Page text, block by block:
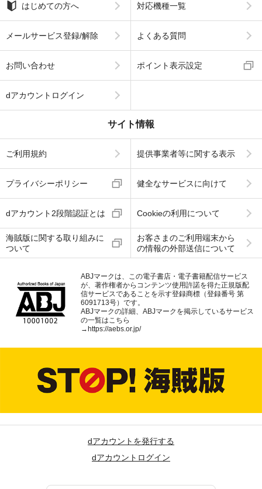
はじめての方へ 対応機種一覧
メールサービス登録/解除 よくある質問
お問い合わせ ポイント表示設定
dアカウントログイン
サイト情報
ご利用規約 提供事業者等に関する表示
プライバシーポリシー 健全なサービスに向けて
dアカウント2段階認証とは Cookieの利用について
海賊版に関する取り組みに
ついて
お客さまのご利用端末から
の情報の外部送信について
ABJマークは、この電子書店・電子書籍配信サービス
が、著作権者からコンテンツ使用許諾を得た正規版配
信サービスであることを示す登録商標（登録番号 第
6091713号）です。
ABJマークの詳細、ABJマークを掲示しているサービス
の一覧はこちら
→ https://aebs.or.jp/
dアカウントを発行する
dアカウントログイン